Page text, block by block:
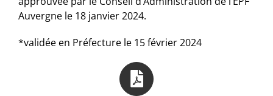
Auvergne le 18 janvier 2024.
*validée en Préfecture le 15 février 2024